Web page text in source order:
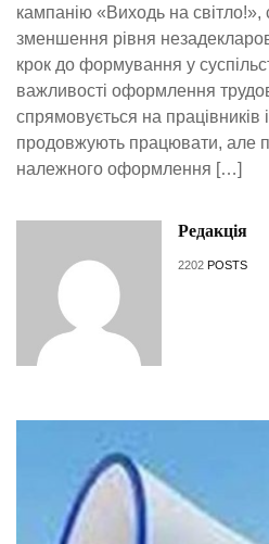
кампанію «Виходь на
зменшення рівня
крок до формування у
важливості оформлення
спрямовується на працівників
продовжують працювати, але
належного оформлення […]
Редакція
2202 POSTS